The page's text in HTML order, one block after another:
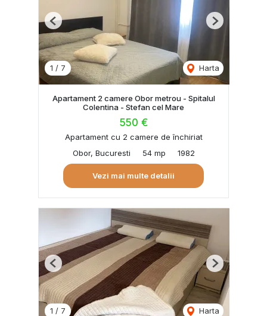
1 / 7 Harta
Previous Next
Apartament 2 camere Obor metrou - Spitalul
Colentina - Stefan cel Mare
550 €
Apartament cu 2 camere de închiriat
Obor, Bucuresti
54 mp 1982
Vezi mai multe detalii
1 / 7 Harta
Previous Next